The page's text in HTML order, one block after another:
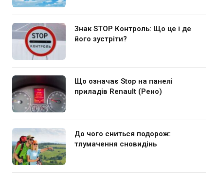
Знак STOP Контроль: Що це і де
його зустріти?
Що означає Stop на панелі
приладів Renault (Рено)
До чого сниться подорож:
тлумачення сновидінь